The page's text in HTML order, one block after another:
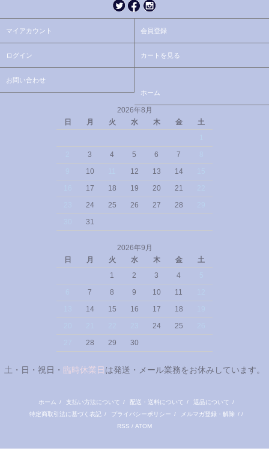
マイアカウント 会員登録
ログイン カートを見る
お問い合わせ
ホーム
2026年8月
日
月 火 水 木 金
土
3 4 5 6 7
10 12 13 14
17 18 19 20 21
24 25 26 27 28
31
2026年9月
日
月 火 水 木 金
土
1
2 3 4
7 8 9 10 11
14 15 16 17 18
24 25
28 29 30
土・日・祝日・ 臨時休業日は発送・メール業務をお休みしています。
ホーム / 支払い方法について / 配送・送料について / 返品について /
特定商取引法に基づく表記 / プライバシーポリシー / メルマガ登録・解除 / /
RSS / ATOM